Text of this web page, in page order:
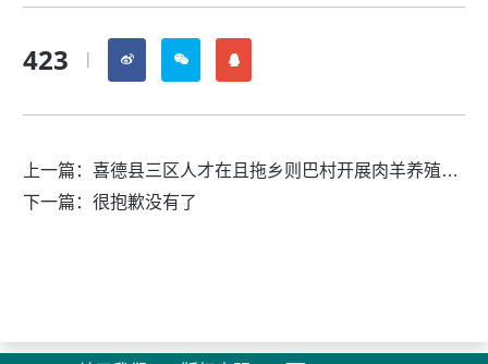
423 |
上一篇： 喜德县三区人才在且拖乡则巴村开展肉羊养殖技术培训
下一篇：很抱歉没有了